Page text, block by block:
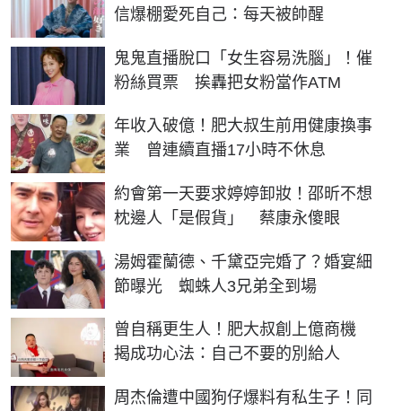
信爆棚愛死自己：每天被帥醒
鬼鬼直播脫口「女生容易洗腦」！催
粉絲買票 挨轟把女粉當作ATM
年收入破億！肥大叔生前用健康換事
業 曾連續直播17小時不休息
約會第一天要求婷婷卸妝！邵昕不想
枕邊人「是假貨」 蔡康永傻眼
湯姆霍蘭德、千黛亞完婚了？婚宴細
節曝光 蜘蛛人3兄弟全到場
曾自稱更生人！肥大叔創上億商機
揭成功心法：自己不要的別給人
周杰倫遭中國狗仔爆料有私生子！同